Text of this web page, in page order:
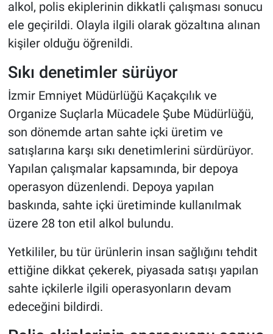
alkol, polis ekiplerinin dikkatli çalışması sonucu
ele geçirildi. Olayla ilgili olarak gözaltına alınan
kişiler olduğu öğrenildi.
Sıkı denetimler sürüyor
İzmir Emniyet Müdürlüğü Kaçakçılık ve
Organize Suçlarla Mücadele Şube Müdürlüğü,
son dönemde artan sahte içki üretim ve
satışlarına karşı sıkı denetimlerini sürdürüyor.
Yapılan çalışmalar kapsamında, bir depoya
operasyon düzenlendi. Depoya yapılan
baskında, sahte içki üretiminde kullanılmak
üzere 28 ton etil alkol bulundu.
Yetkililer, bu tür ürünlerin insan sağlığını tehdit
ettiğine dikkat çekerek, piyasada satışı yapılan
sahte içkilerle ilgili operasyonların devam
edeceğini bildirdi.